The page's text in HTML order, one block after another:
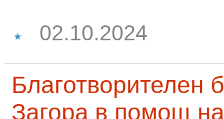
02.10.2024
Благотворителен
Загора в помощ